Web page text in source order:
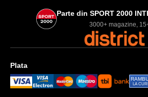
Parte din SPORT 2000
3000+ magazine,
Plata
LA